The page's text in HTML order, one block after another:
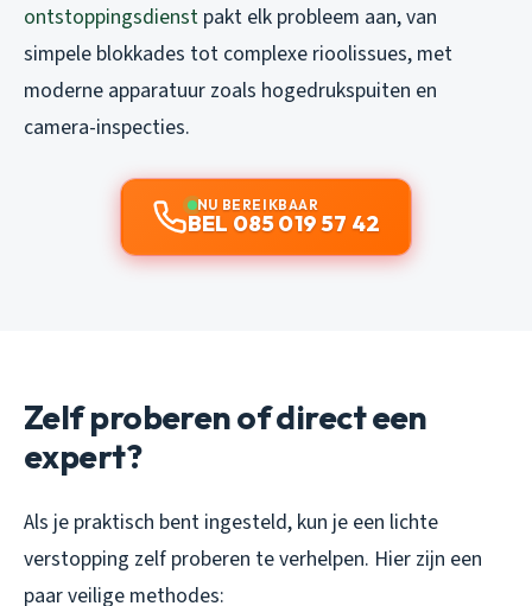
ontstoppingsdienst pakt elk probleem aan, van
simpele blokkades tot complexe rioolissues, met
moderne apparatuur zoals hogedrukspuiten en
camera-inspecties.
NU BEREIKBAAR
BEL 085 019 57 42
Zelf proberen of direct een
expert?
Als je praktisch bent ingesteld, kun je een lichte
verstopping zelf proberen te verhelpen. Hier zijn een
paar veilige methodes: